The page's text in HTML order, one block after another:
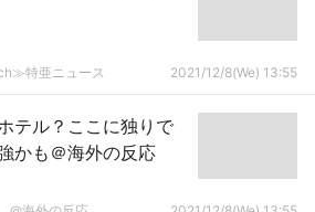
特亜ニュース 2021/12/8(We) 13:55
テル？ここに独りで
かも＠海外の反応